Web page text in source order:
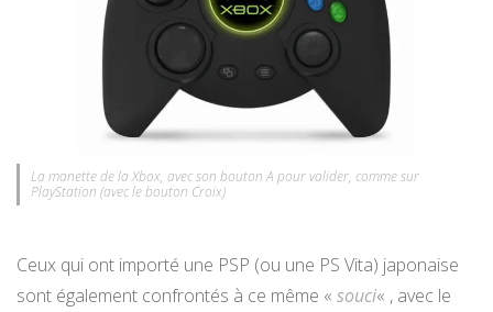
La manette de la Xbox, avec son bouton A pour valider, comme sur
PlayStation (avec le bouton Croix)
Ceux qui ont importé une PSP (ou une PS Vita) japonaise
sont également confrontés à ce même « souci« , avec le